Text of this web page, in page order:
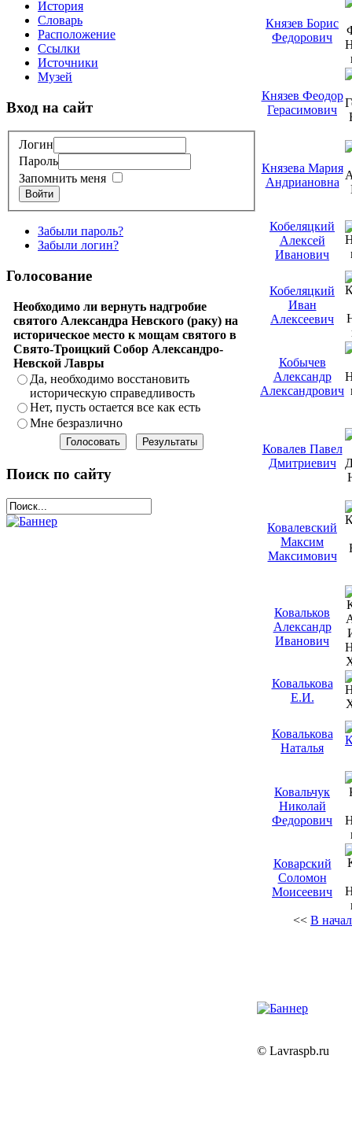
История
Словарь
Расположение
Ссылки
Источники
Музей
Вход на сайт
Логин
Пароль
Запомнить меня
Войти
Забыли пароль?
Забыли логин?
Голосование
Необходимо ли вернуть надгробие
святого Александра Невского (раку) на
историческое место к мощам святого в
Свято-Троицкий Собор Александро-
Невской Лавры
Да, необходимо восстановить
историческую справедливость
Нет, пусть остается все как есть
Мне безразлично
Поиск по сайту
Князев Борис
Федорович
Князев Феодор
Герасимович
Князева Мария
Андриановна
Кобеляцкий
Алексей
Иванович
Кобеляцкий
Иван
Алексеевич
Кобычев
Александр
Александрович
Ковалев Павел
Дмитриевич
Ковалевский
Максим
Максимович
Ковальков
Александр
Иванович
Ковалькова
Е.И.
Ковалькова
Наталья
Ковальчук
Николай
Федорович
Коварский
Соломон
Моисеевич
<< В
© Lavraspb.ru